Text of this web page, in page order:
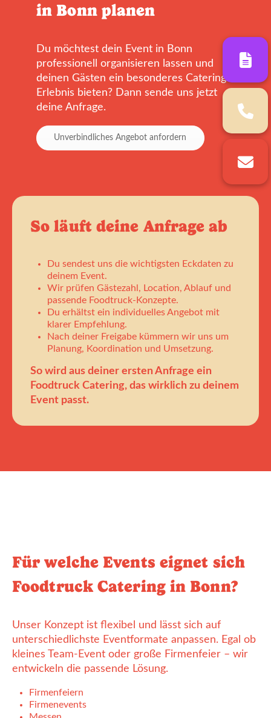
in Bonn planen
Du möchtest dein Event in Bonn
professionell organisieren lassen und
deinen Gästen ein besonderes Catering-
Erlebnis bieten? Dann sende uns jetzt
deine Anfrage.
Unverbindliches Angebot anfordern
So läuft deine Anfrage ab
Du sendest uns die wichtigsten Eckdaten zu
deinem Event.
Wir prüfen Gästezahl, Location, Ablauf und
passende Foodtruck-Konzepte.
Du erhältst ein individuelles Angebot mit
klarer Empfehlung.
Nach deiner Freigabe kümmern wir uns um
Planung, Koordination und Umsetzung.
So wird aus deiner ersten Anfrage ein
Foodtruck Catering, das wirklich zu deinem
Event passt.
Für welche Events eignet sich
Foodtruck Catering in Bonn?
Unser Konzept ist flexibel und lässt sich auf
unterschiedlichste Eventformate anpassen. Egal ob
kleines Team-Event oder große Firmenfeier – wir
entwickeln die passende Lösung.
Firmenfeiern
Firmenevents